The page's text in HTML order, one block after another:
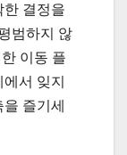
한 결정을
범하지 않
이동 플
서 잊지
즐기세